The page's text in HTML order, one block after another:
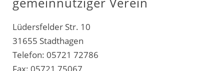
Lüdersfelder Str. 10
31655 Stadthagen
Telefon: 05721 72786